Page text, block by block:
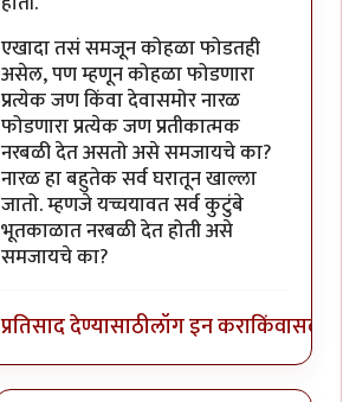
एखादा तसं समजून कोहळा फोडतही
असेल, पण म्हणून कोहळा फोडणारा
प्रत्येक जण किंवा देवासमोर नारळ
फोडणारा प्रत्येक जण प्रतीकात्मक
नरबळी देत असतो असे समजायचे का?
नारळ हा बहुतेक सर्व घरातून खाल्ला
जातो. म्हणजे यच्चयावत सर्व कुटुंबे
भूतकाळात नरबळी देत होती असे
समजायचे का?
प्रतिसाद देण्यासाठीलॉग इन कराकिंवासदस्य